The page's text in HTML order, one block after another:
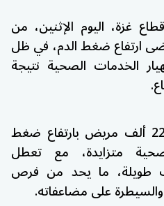
غزة، اليوم الإثنين، من
ارتفاع ضغط الدم، في ظل
الخدمات الصحية نتيجة
وأكدت المصادر أن نحو 225 ألف مريض بارتفاع ضغط
متزايدة، مع تعطل
طويلة، ما يحد من فرص
على مضاعفاته.